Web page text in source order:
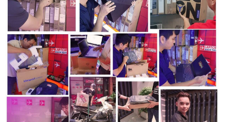
các phím bấm có khoảng cách hợp lý, độ nảy tốt, mang lại
cảm giác gõ phím thoải mái trong thời gian dài. Touchpad có
kích thước vừa phải, bề mặt nhám giúp thao tác chuột chính
xác và nhạy bén.